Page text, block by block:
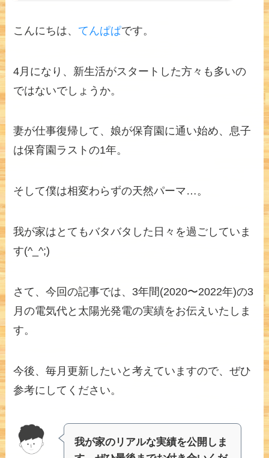
こんにちは、 てんぱぱです。
4月になり、新生活がスタートした方々も多いの
ではないでしょうか。
妻が仕事復帰して、娘が保育園に通い始め、息子
は保育園ラストの1年。
そして僕は相変わらずの天然パーマ…。
我が家はとてもバタバタした日々を過ごしていま
す(^_^;)
さて、今回の記事では、3年間(2020〜2022年)の3
月の電気代と太陽光発電の実績をお伝えいたしま
す。
今後、毎月更新したいと考えていますので、ぜひ
参考にしてください。
我が家のリアルな実績を公開しま